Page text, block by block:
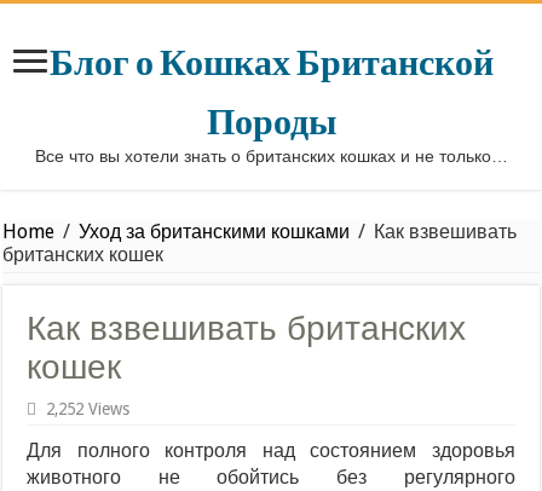
Блог о Кошках Британской
Породы
Все что вы хотели знать о британских кошках и не только…
Home / Уход за британскими кошками / Как взвешивать
британских кошек
Как взвешивать британских
кошек
2,252 Views
Для полного контроля над состоянием здоровья
животного не обойтись без регулярного